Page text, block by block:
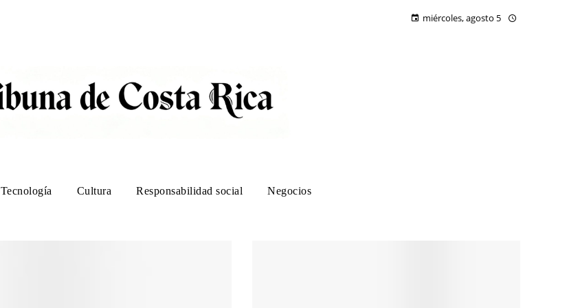
miércoles, agosto 5
Tecnología Cultura Responsabilidad social Negocios